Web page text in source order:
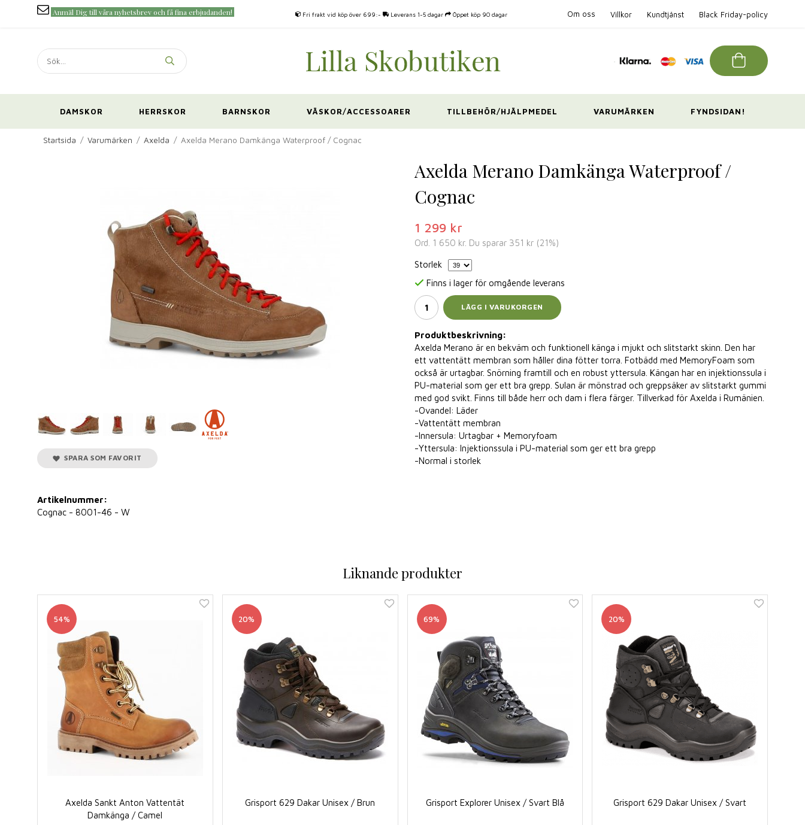
Anmäl Dig till våra nyhetsbrev och få fina erbjudanden! Fri frakt vid köp över 699:- Leverans 1-5 dagar Öppet köp 90 dagar Om oss Villkor Kundtjänst Black Friday-policy
DAMSKOR HERRSKOR BARNSKOR VÄSKOR/ACCESSOARER TILLBEHÖR/HJÄLPMEDEL VARUMÄRKEN FYNDSIDAN!
Startsida / Varumärken / Axelda / Axelda Merano Damkänga Waterproof / Cognac
Axelda Merano Damkänga Waterproof /
Cognac
1 299 kr
Ord. 1 650 kr. Du sparar 351 kr (21%)
Storlek
Finns i lager för omgående leverans
LÄGG I VARUKORGEN
Produktbeskrivning:
Axelda Merano är en bekväm och funktionell känga i mjukt och slitstarkt skinn. Den har
ett vattentätt membran som håller dina fötter torra. Fotbädd med MemoryFoam som
också är urtagbar. Snörning framtill och en robust yttersula. Kängan har en injektionssula i
PU-material som ger ett bra grepp. Sulan är mönstrad och greppsäker av slitstarkt gummi
med god svikt. Finns till både herr och dam i flera färger. Tillverkad för Axelda i Rumänien.
-Ovandel: Läder
-Vattentätt membran
-Innersula: Urtagbar + Memoryfoam
-Yttersula: Injektionssula i PU-material som ger ett bra grepp
-Normal i storlek
SPARA SOM FAVORIT
Artikelnummer:
Cognac - 8001-46 - W
Liknande produkter
54%
Axelda Sankt Anton Vattentät
Damkänga / Camel
20%
Grisport 629 Dakar Unisex / Brun
69%
Grisport Explorer Unisex / Svart Blå
20%
Grisport 629 Dakar Unisex / Svart